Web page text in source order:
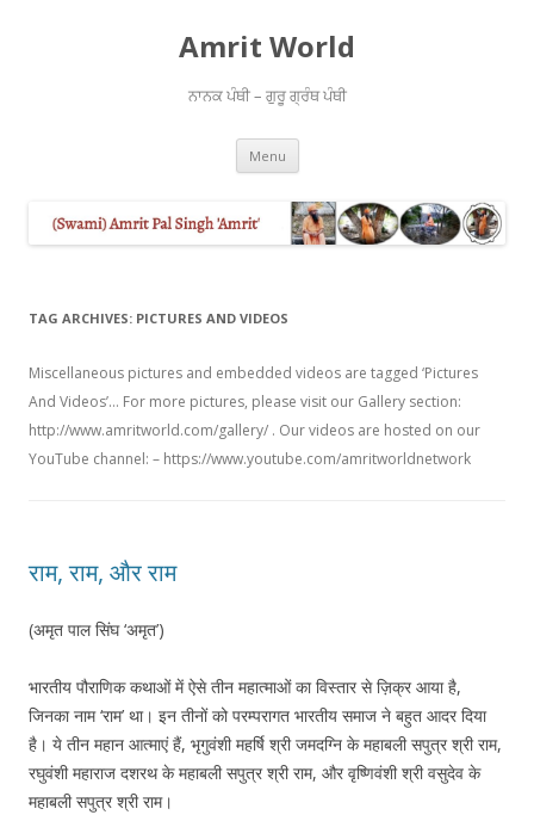
Amrit World
ਨਾਨਕ ਪੰਥੀ – ਗੁਰੂ ਗ੍ਰੰਥ ਪੰਥੀ
Menu Skip
content
TAG ARCHIVES: PICTURES AND VIDEOS
Miscellaneous pictures and embedded videos are tagged ‘Pictures
And Videos’… For more pictures, please visit our Gallery section:
http://www.amritworld.com/gallery/ . Our videos are hosted on our
YouTube channel: – https://www.youtube.com/amritworldnetwork
राम, राम, और राम
(अमृत पाल सिंघ ‘अमृत’)
भारतीय पौराणिक कथाओं में ऐसे तीन महात्माओं का विस्तार से ज़िक्र आया है,
जिनका नाम ‘राम’ था। इन तीनों को परम्परागत भारतीय समाज ने बहुत आदर दिया
है। ये तीन महान आत्माएं हैं, भृगुवंशी महर्षि श्री जमदग्नि के महाबली सपुत्र श्री राम,
रघुवंशी महाराज दशरथ के महाबली सपुत्र श्री राम, और वृष्णिवंशी श्री वसुदेव के
महाबली सपुत्र श्री राम।